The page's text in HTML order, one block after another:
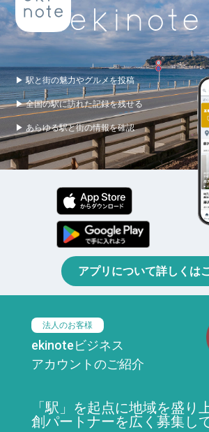
▶ 駅と街の魅力やグルメを投稿
▶ 全国の駅に訪れた記録を残せる
▶ あらゆる駅と街の情報を確認
アプリについて詳しくは
法人のお客様
ekinoteビジネス
アカウントのご紹介
「駅」を起点に地域を盛り
創パートナーを広く募集し